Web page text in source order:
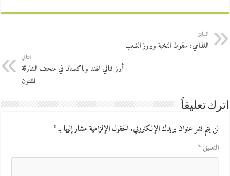
السابق
الغذامي: سقوط النخبة وبروز الشعب
التالي
أبرز فناني الهند وباكستان في متحف الشارقة
للفنون
اترك تعليقاً
لن يتم نشر عنوان بريدك الإلكتروني.الحقول الإلزامية مشار إليها بـ*
التعليق*